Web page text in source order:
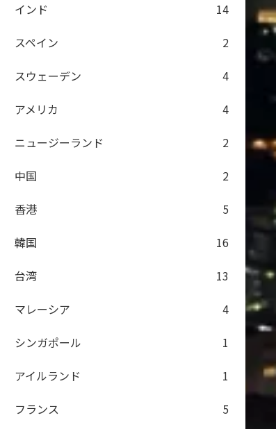
インド
14
スペイン
2
スウェーデン
4
アメリカ
4
ニュージーランド
2
中国
2
香港
5
韓国
16
台湾
13
マレーシア
4
シンガポール
1
アイルランド
1
フランス
5